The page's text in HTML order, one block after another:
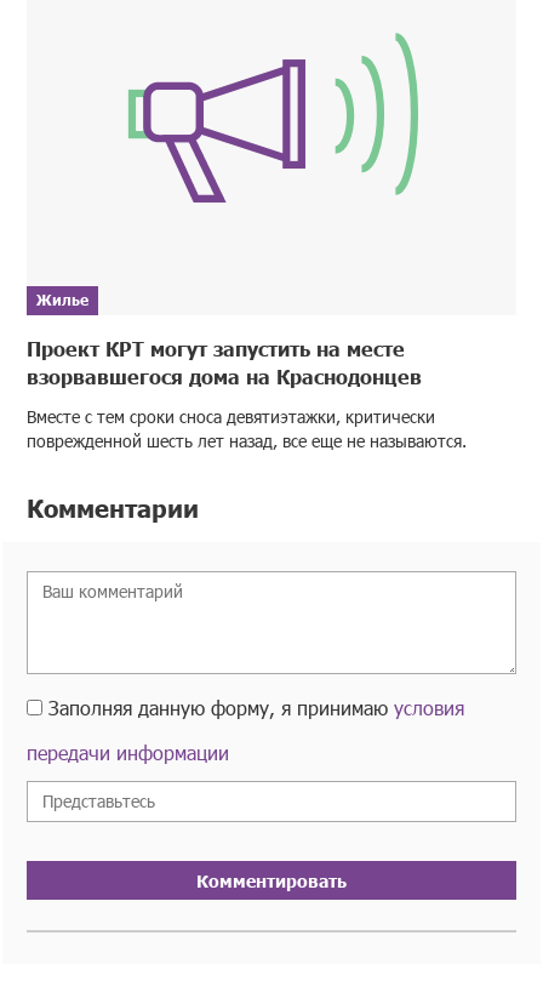
Жилье
Проект КРТ могут запустить на месте
взорвавшегося дома на Краснодонцев
Вместе с тем сроки сноса девятиэтажки, критически
поврежденной шесть лет назад, все еще не называются.
Комментарии
Заполняя данную форму, я принимаюусловия
передачи информации
Комментировать